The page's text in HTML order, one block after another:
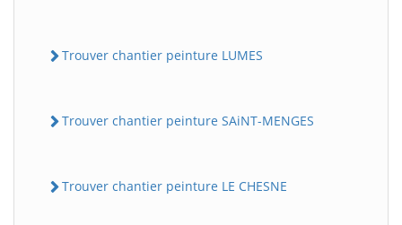
Trouver chantier peinture LUMES
Trouver chantier peinture SAiNT-MENGES
Trouver chantier peinture LE CHESNE